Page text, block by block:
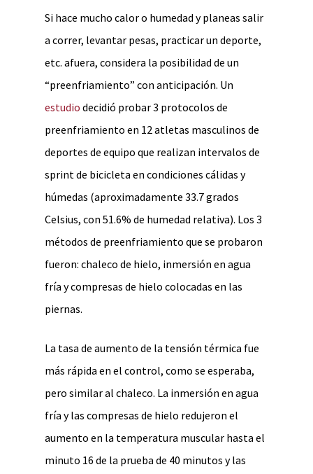
Si hace mucho calor o humedad y planeas salir
a correr, levantar pesas, practicar un deporte,
etc. afuera, considera la posibilidad de un
“preenfriamiento” con anticipación. Un
estudio decidió probar 3 protocolos de
preenfriamiento en 12 atletas masculinos de
deportes de equipo que realizan intervalos de
sprint de bicicleta en condiciones cálidas y
húmedas (aproximadamente 33.7 grados
Celsius, con 51.6% de humedad relativa). Los 3
métodos de preenfriamiento que se probaron
fueron: chaleco de hielo, inmersión en agua
fría y compresas de hielo colocadas en las
piernas.
La tasa de aumento de la tensión térmica fue
más rápida en el control, como se esperaba,
pero similar al chaleco. La inmersión en agua
fría y las compresas de hielo redujeron el
aumento en la temperatura muscular hasta el
minuto 16 de la prueba de 40 minutos y las